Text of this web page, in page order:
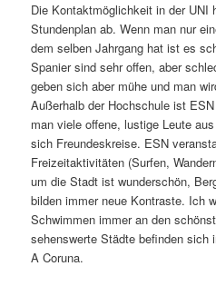
Die Kontaktmöglichkeit in der UNI
Stundenplan ab. Wenn man nur
dem selben Jahrgang hat ist es
Spanier sind sehr offen, aber
geben sich aber mühe und man
Außerhalb der Hochschule ist
man viele offene, lustige Leute
sich Freundeskreise. ESN
Freizeitaktivitäten (Surfen,
um die Stadt ist wunderschön,
bilden immer neue Kontraste. Ich
Schwimmen immer an den
sehenswerte Städte befinden sich
A Coruna.